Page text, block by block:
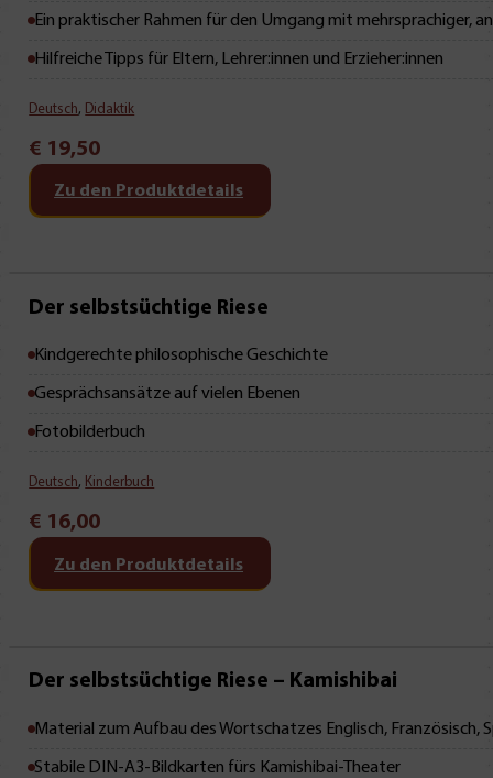
Ein praktischer Rahmen für den Umgang mit mehrsprachiger,
Hilfreiche Tipps für Eltern, Lehrer:innen und Erzieher:innen
Deutsch, Didaktik
€ 19,50
Zu den Produktdetails
Mit Leseprobe!
Der selbstsüchtige Riese
Kindgerechte philosophische Geschichte
Gesprächsansätze auf vielen Ebenen
Fotobilderbuch
Deutsch, Kinderbuch
€ 16,00
Zu den Produktdetails
Mit Leseprobe!
Der selbstsüchtige Riese – Kamishibai
Material zum Aufbau des Wortschatzes Englisch, Französisch,
Stabile DIN-A3-Bildkarten fürs Kamishibai-Theater